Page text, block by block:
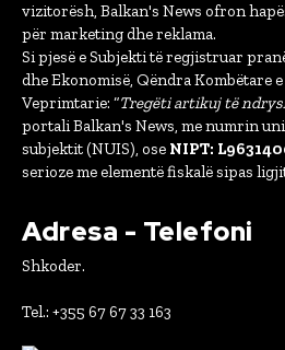
vizitorësh, Balkan's News ofron
për marketing dhe reklama.
Si pjesë e Subjekti të regjistruar
dhe Ekonomisë, Qëndra Kombëtare
Veprimtarie: “Tregëti artikuj të
portali Balkan's News, me numrin
subjektit (NUIS), ose NIPT:
serioze me elementë fiskalë sipas
Adresa - Telefoni
Shkoder.
Tel.: +355 67 67 33 163